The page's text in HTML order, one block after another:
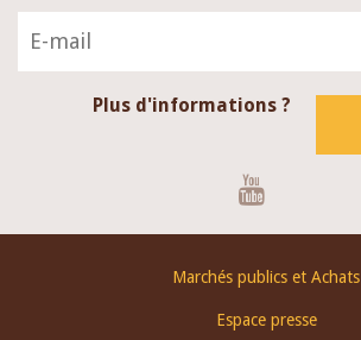
Plus d'informations ?
Marchés publics et Achats
Espace presse